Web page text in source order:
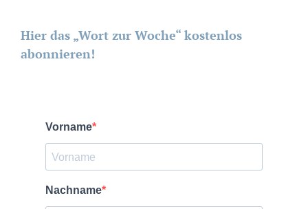
Hier das „Wort zur Woche“ kostenlos
abonnieren!